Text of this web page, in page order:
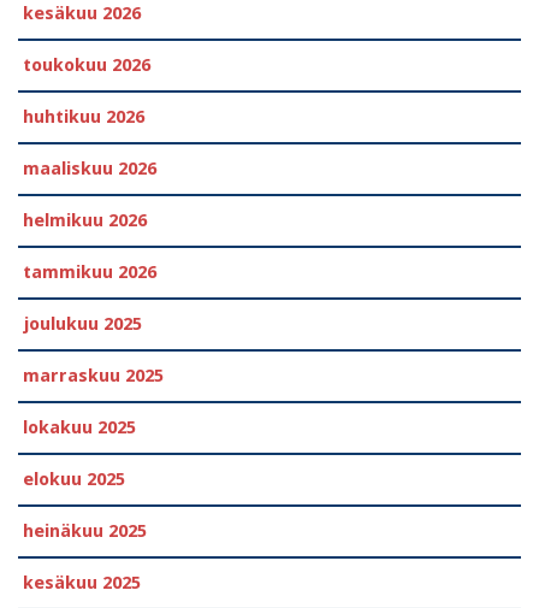
kesäkuu 2026
toukokuu 2026
huhtikuu 2026
maaliskuu 2026
helmikuu 2026
tammikuu 2026
joulukuu 2025
marraskuu 2025
lokakuu 2025
elokuu 2025
heinäkuu 2025
kesäkuu 2025